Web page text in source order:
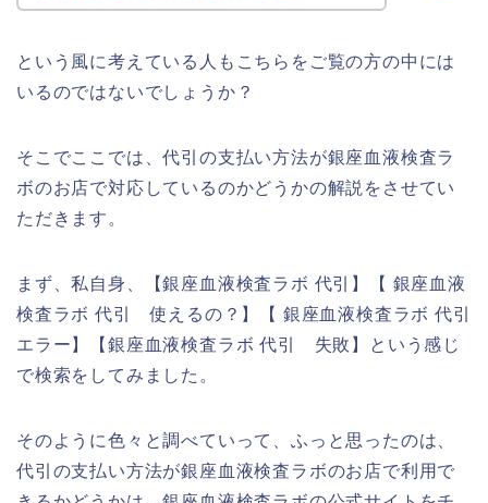
という風に考えている人もこちらをご覧の方の中には
いるのではないでしょうか？
そこでここでは、代引の支払い方法が銀座血液検査ラ
ボのお店で対応しているのかどうかの解説をさせてい
ただきます。
まず、私自身、【銀座血液検査ラボ 代引】【 銀座血液
検査ラボ 代引 使えるの？】【 銀座血液検査ラボ 代引
エラー】【銀座血液検査ラボ 代引 失敗】という感じ
で検索をしてみました。
そのように色々と調べていって、ふっと思ったのは、
代引の支払い方法が銀座血液検査ラボのお店で利用で